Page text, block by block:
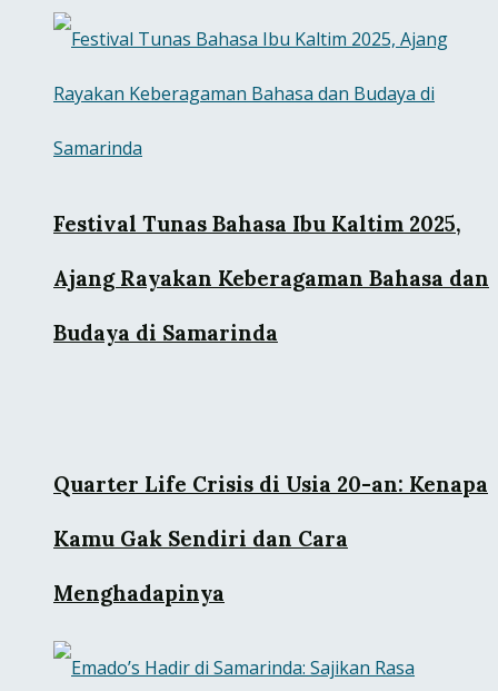
Festival Tunas Bahasa Ibu Kaltim 2025,
Ajang Rayakan Keberagaman Bahasa dan
Budaya di Samarinda
Quarter Life Crisis di Usia 20-an: Kenapa
Kamu Gak Sendiri dan Cara
Menghadapinya